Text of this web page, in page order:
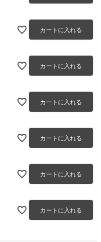
カートに入れる
カートに入れる
カートに入れる
カートに入れる
カートに入れる
カートに入れる